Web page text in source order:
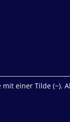
einer Tilde